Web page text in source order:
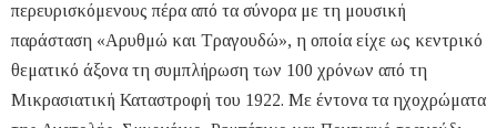
περευρισκόμενους πέρα από τα σύνορα με τη μουσική
παράσταση «Αρυθμώ και Τραγουδώ», η οποία είχε ως κεντρικό
θεματικό άξονα τη συμπλήρωση των 100 χρόνων από τη
Μικρασιατική Καταστροφή του 1922. Με έντονα τα ηχοχρώματα